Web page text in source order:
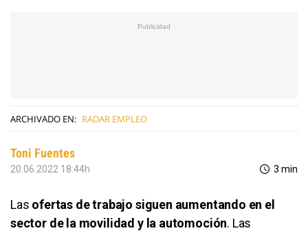
ARCHIVADO EN: RADAR EMPLEO
Toni Fuentes
20.06.2022 18:44h 3 min
Las ofertas de trabajo siguen aumentando en el
sector de la movilidad y la automoción. Las